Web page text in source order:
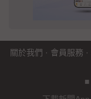
關於我們 · 會員服務 ·
■